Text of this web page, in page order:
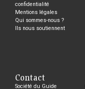
confidentialité
Mentions légales
Qui sommes-nous ?
Ils nous soutiennent
Contact
Société du Guide